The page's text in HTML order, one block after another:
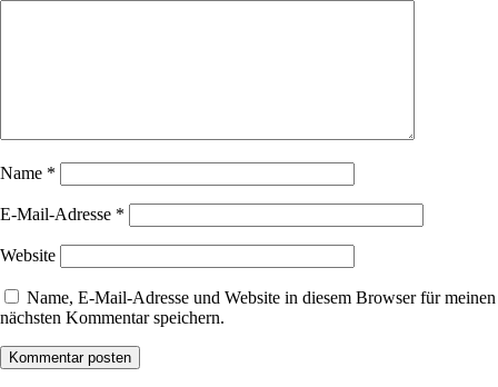
Name *
E-Mail-Adresse *
Website
Name, E-Mail-Adresse und Website in diesem Browser für meinen
nächsten Kommentar speichern.